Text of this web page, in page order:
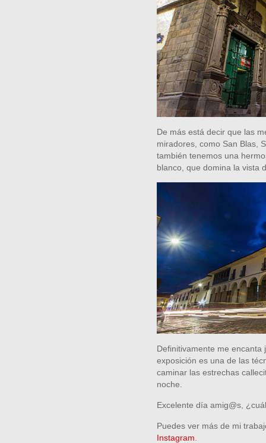
De más está decir que las
miradores, como San Blas,
también tenemos una
blanco, que domina la vista
Definitivamente me
exposición es una de las
caminar las estrechas
noche.
Excelente día amig@s,
Puedes ver más de mi
Instagram